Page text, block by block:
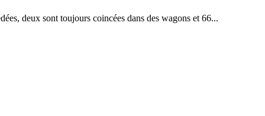
deux sont toujours coincées dans des wagons et 66...